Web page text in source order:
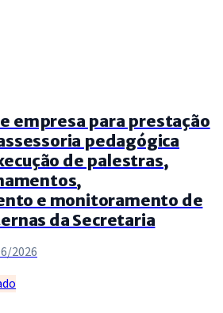
empresa para prestação
pedagógica
de palestras,
e monitoramento de
da Secretaria
2026